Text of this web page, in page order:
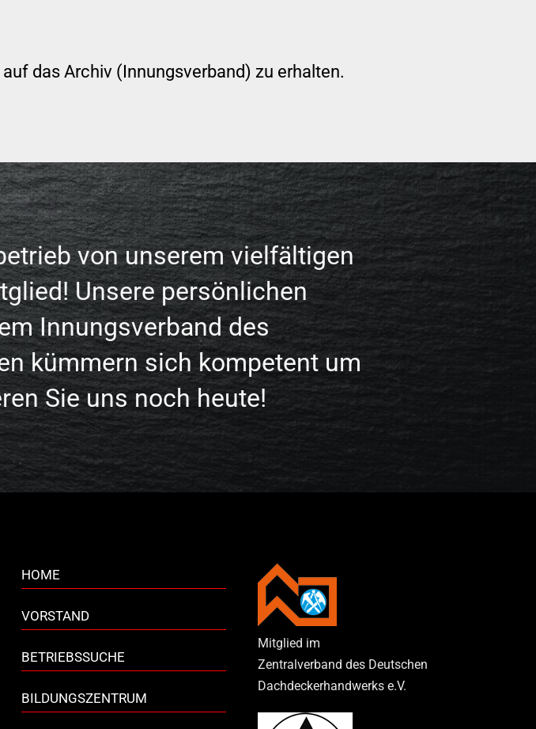
das Archiv (Innungsverband) zu erhalten.
von unserem vielfältigen
Unsere persönlichen
Innungsverband des
kümmern sich kompetent um
Sie uns noch heute!
HOME
VORSTAND
BETRIEBSSUCHE
BILDUNGSZENTRUM
Mitglied im
Zentralverband des Deutschen
Dachdeckerhandwerks e.V.